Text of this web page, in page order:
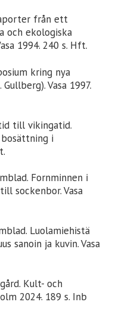
från ett
och ekologiska
1994. 240 s. Hft.
kring nya
Vasa 1997.
till vikingatid.
i
Fornminnen i
sockenbor. Vasa
Luolamiehistä
sanoin ja kuvin. Vasa
Kult- och
2024. 189 s. Inb